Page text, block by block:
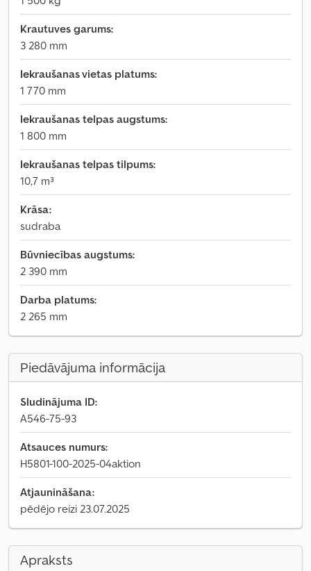
Krautuves garums:
3 280 mm
Iekraušanas vietas platums:
1 770 mm
Iekraušanas telpas augstums:
1 800 mm
Iekraušanas telpas tilpums:
10,7 m³
Krāsa:
sudraba
Būvniecības augstums:
2 390 mm
Darba platums:
2 265 mm
Piedāvājuma informācija
Sludinājuma ID:
A546-75-93
Atsauces numurs:
H5801-100-2025-04aktion
Atjaunināšana:
pēdējo reizi 23.07.2025
Apraksts